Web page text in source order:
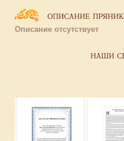
Описание отсутствует